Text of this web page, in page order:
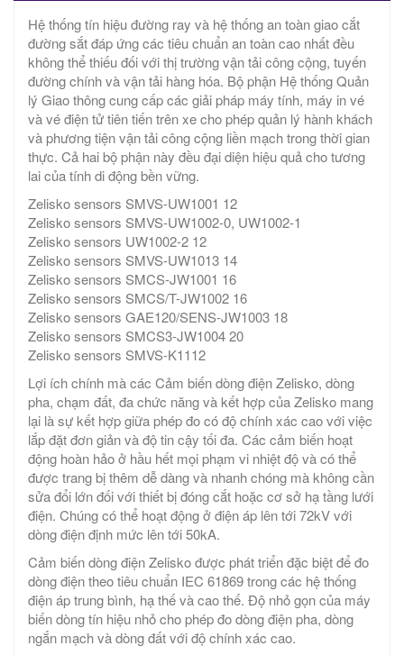
Hệ thống tín hiệu đường ray và hệ thống an toàn giao cắt
đường sắt đáp ứng các tiêu chuẩn an toàn cao nhất đều
không thể thiếu đối với thị trường vận tải công cộng, tuyến
đường chính và vận tải hàng hóa. Bộ phận Hệ thống Quản
lý Giao thông cung cấp các giải pháp máy tính, máy in vé
và vé điện tử tiên tiến trên xe cho phép quản lý hành khách
và phương tiện vận tải công cộng liền mạch trong thời gian
thực. Cả hai bộ phận này đều đại diện hiệu quả cho tương
lai của tính di động bền vững.
Zelisko sensors SMVS-UW1001 12
Zelisko sensors SMVS-UW1002-0, UW1002-1
Zelisko sensors UW1002-2 12
Zelisko sensors SMVS-UW1013 14
Zelisko sensors SMCS-JW1001 16
Zelisko sensors SMCS/T-JW1002 16
Zelisko sensors GAE120/SENS-JW1003 18
Zelisko sensors SMCS3-JW1004 20
Zelisko sensors SMVS-K1112
Lợi ích chính mà các Cảm biến dòng điện Zelisko, dòng
pha, chạm đất, đa chức năng và kết hợp của Zelisko mang
lại là sự kết hợp giữa phép đo có độ chính xác cao với việc
lắp đặt đơn giản và độ tin cậy tối đa. Các cảm biến hoạt
động hoàn hảo ở hầu hết mọi phạm vi nhiệt độ và có thể
được trang bị thêm dễ dàng và nhanh chóng mà không cần
sửa đổi lớn đối với thiết bị đóng cắt hoặc cơ sở hạ tầng lưới
điện. Chúng có thể hoạt động ở điện áp lên tới 72kV với
dòng điện định mức lên tới 50kA.
Cảm biến dòng điện Zelisko được phát triển đặc biệt để đo
dòng điện theo tiêu chuẩn IEC 61869 trong các hệ thống
điện áp trung bình, hạ thế và cao thế. Độ nhỏ gọn của máy
biến dòng tín hiệu nhỏ cho phép đo dòng điện pha, dòng
ngắn mạch và dòng đất với độ chính xác cao.